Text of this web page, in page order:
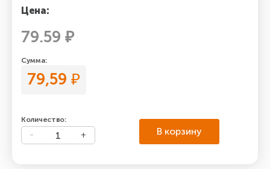
Цена:
79.59 ₽
Сумма:
79,59 ₽
Количество:
В корзину